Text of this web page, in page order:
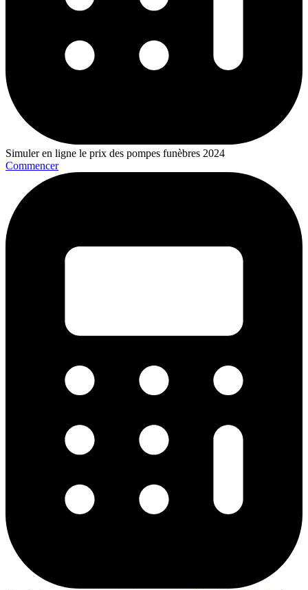
Simuler en ligne le prix des pompes funèbres 2024
Commencer